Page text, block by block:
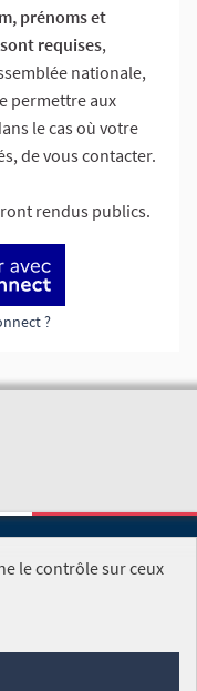
prénoms et
requises,
nationale,
permettre aux
le cas où votre
de vous contacter.
rendus publics.
?
le contrôle sur ceux